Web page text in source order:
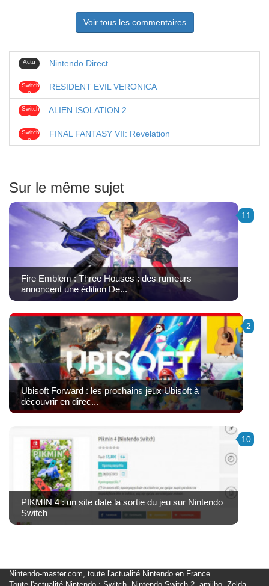
Voir tous les commentaires
Actu Nintendo Direct
Switch
2
RESIDENT EVIL VERONICA
Switch
2
ALIEN ISOLATION 2
Switch
2
FINAL FANTASY VII: Revelation
Sur le même sujet
11
Fire Emblem : Three Houses : des rumeurs
annoncent une édition De...
2
Ubisoft Forward : les prochains jeux Ubisoft à
découvrir en direc...
10
PIKMIN 4 : un site date la sortie du jeu sur Nintendo
Switch
Nintendo-master.com, toute l'actualité Nintendo en France